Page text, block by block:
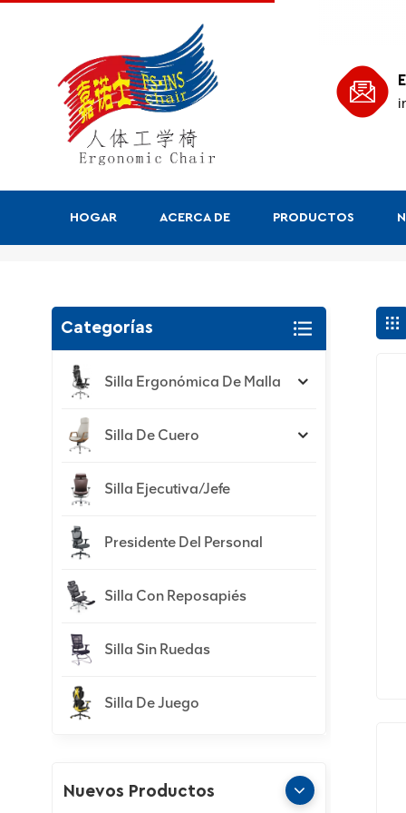
HOGAR ACERCA DE PRODUCTOS
Categorías
Silla Ergonómica De Malla
Silla De Cuero
Silla Ejecutiva/jefe
Presidente Del Personal
Silla Con Reposapiés
Silla Sin Ruedas
Silla De Juego
Nuevos Productos